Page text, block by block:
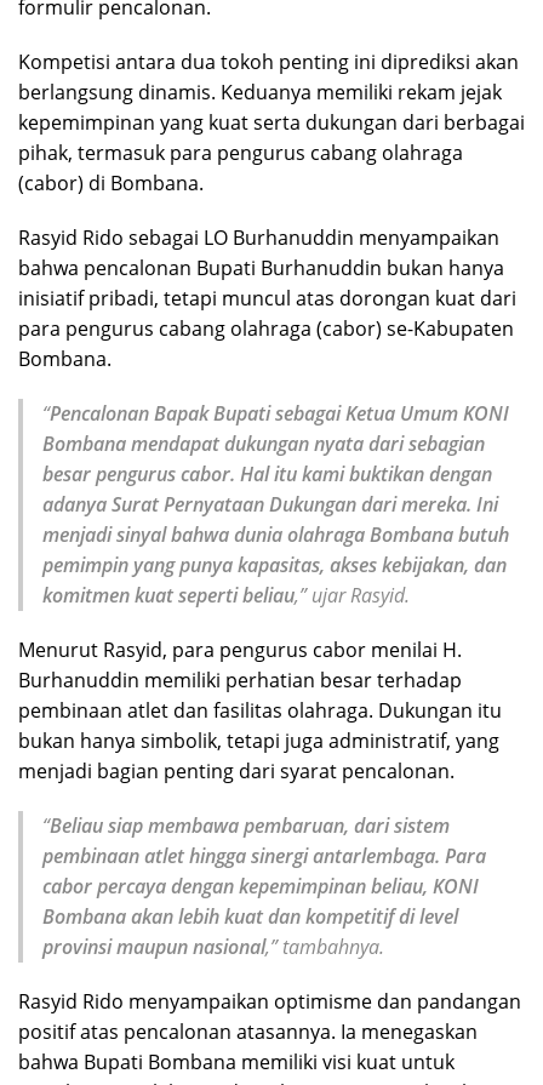
formulir pencalonan.
Kompetisi antara dua tokoh penting ini diprediksi akan
berlangsung dinamis. Keduanya memiliki rekam jejak
kepemimpinan yang kuat serta dukungan dari berbagai
pihak, termasuk para pengurus cabang olahraga
(cabor) di Bombana.
Rasyid Rido sebagai LO Burhanuddin menyampaikan
bahwa pencalonan Bupati Burhanuddin bukan hanya
inisiatif pribadi, tetapi muncul atas dorongan kuat dari
para pengurus cabang olahraga (cabor) se-Kabupaten
Bombana.
“Pencalonan Bapak Bupati sebagai Ketua Umum KONI
Bombana mendapat dukungan nyata dari sebagian
besar pengurus cabor. Hal itu kami buktikan dengan
adanya Surat Pernyataan Dukungan dari mereka. Ini
menjadi sinyal bahwa dunia olahraga Bombana butuh
pemimpin yang punya kapasitas, akses kebijakan, dan
komitmen kuat seperti beliau,” ujar Rasyid.
Menurut Rasyid, para pengurus cabor menilai H.
Burhanuddin memiliki perhatian besar terhadap
pembinaan atlet dan fasilitas olahraga. Dukungan itu
bukan hanya simbolik, tetapi juga administratif, yang
menjadi bagian penting dari syarat pencalonan.
“Beliau siap membawa pembaruan, dari sistem
pembinaan atlet hingga sinergi antarlembaga. Para
cabor percaya dengan kepemimpinan beliau, KONI
Bombana akan lebih kuat dan kompetitif di level
provinsi maupun nasional,” tambahnya.
Rasyid Rido menyampaikan optimisme dan pandangan
positif atas pencalonan atasannya. Ia menegaskan
bahwa Bupati Bombana memiliki visi kuat untuk